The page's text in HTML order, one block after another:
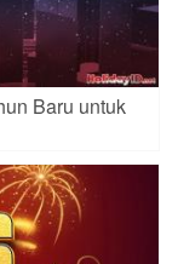
Baru untuk